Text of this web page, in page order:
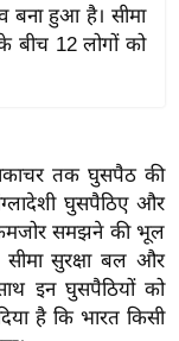
बना हुआ है। सीमा
बीच 12 लोगों को
तक घुसपैठ की
घुसपैठिए और
कमजोर समझने की भूल
सुरक्षा बल और
इन घुसपैठियों को
है कि भारत किसी